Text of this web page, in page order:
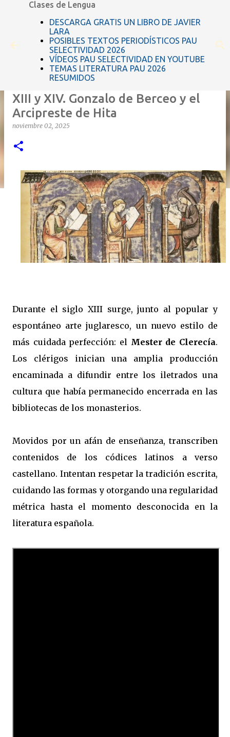
Clases de Lengua
DESCARGA GRATIS UN LIBRO DE JAVIER
LARA
POSIBLES TEXTOS PERIODÍSTICOS PAU
SELECTIVIDAD 2026
VÍDEOS PAU SELECTIVIDAD EN YOUTUBE
TEMAS LITERATURA PAU 2026
RESUMIDOS
El mester de clerecía en los siglos
XIII y XIV. Gonzalo de Berceo y el
Arcipreste de Hita
noviembre 02, 2025
Durante el siglo XIII surge, junto al popular y
espontáneo arte juglaresco, un nuevo estilo de
más cuidada perfección: el Mester de Clerecía.
Los clérigos inician una amplia producción
encaminada a difundir entre los iletrados una
cultura que había permanecido encerrada en las
bibliotecas de los monasterios.
Movidos por un afán de enseñanza, transcriben
contenidos de los códices latinos a verso
castellano. Intentan respetar la tradición escrita,
cuidando las formas y otorgando una regularidad
métrica hasta el momento desconocida en la
literatura española.